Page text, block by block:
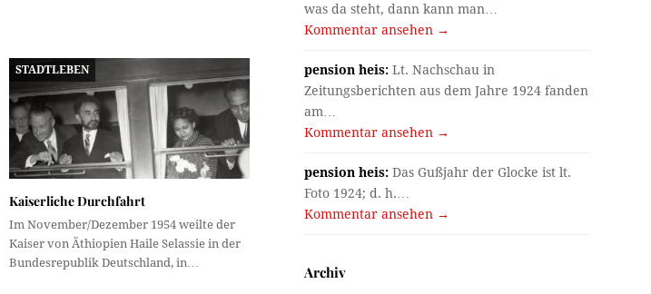
STADTLEBEN
Kaiserliche Durchfahrt
Im November/Dezember 1954 weilte der
Kaiser von Äthiopien Haile Selassie in der
Bundesrepublik Deutschland, in…
was da steht, dann kann man…
Kommentar ansehen →
pension heis: Lt. Nachschau in
Zeitungsberichten aus dem Jahre 1924 fanden
am…
Kommentar ansehen →
pension heis: Das Gußjahr der Glocke ist lt.
Foto 1924; d. h.…
Kommentar ansehen →
Archiv